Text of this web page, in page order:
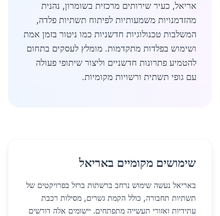
אריאל, כעיר שירותים מרכזית בשומרון, נהנית
מהזדמנויות משמעותיות לפיתוח תשתיות פלדה,
המשלבות טכנולוגיות חדשניות כמו ניטור בזמן אמת
ושימוש בפלדות מתקדמות. מומלץ לעסקים בתחום
להטמיע פתרונות חדשניים וליצור שיתופי פעולה
עם גופי תשתית ורשויות מקומיות.
שימושים מקומיים באריאל
באריאל נעשה שימוש נרחב ברשתות ברזל בפרויקטים של
תשתיות תחבורה, כולל הקמת גשרים, מסילות רכבת
עתידיות ואזורי תעשייה מתפתחים. יישומים אלה דורשים